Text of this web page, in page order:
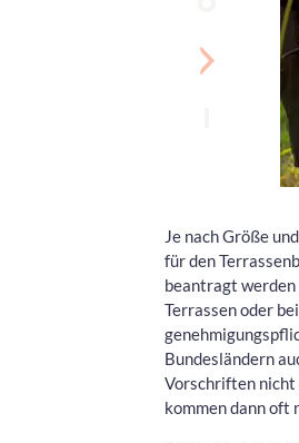
Je nach Größe
für den
beantragt werden
Terrassen oder
Bundesländern
Vorschriften nicht
kommen dann oft